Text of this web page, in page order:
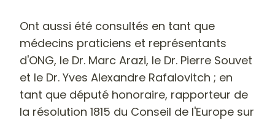
Ont aussi été consultés en tant que
médecins praticiens et représentants
d'ONG, le Dr. Marc Arazi, le Dr. Pierre Souvet
et le Dr. Yves Alexandre Rafalovitch ; en
tant que député honoraire, rapporteur de
la résolution 1815 du Conseil de l'Europe sur